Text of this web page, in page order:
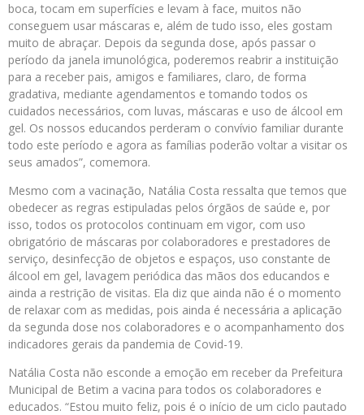
boca, tocam em superfícies e levam à face, muitos não
conseguem usar máscaras e, além de tudo isso, eles gostam
muito de abraçar. Depois da segunda dose, após passar o
período da janela imunológica, poderemos reabrir a instituição
para a receber pais, amigos e familiares, claro, de forma
gradativa, mediante agendamentos e tomando todos os
cuidados necessários, com luvas, máscaras e uso de álcool em
gel. Os nossos educandos perderam o convívio familiar durante
todo este período e agora as famílias poderão voltar a visitar os
seus amados”, comemora.
Mesmo com a vacinação, Natália Costa ressalta que temos que
obedecer as regras estipuladas pelos órgãos de saúde e, por
isso, todos os protocolos continuam em vigor, com uso
obrigatório de máscaras por colaboradores e prestadores de
serviço, desinfecção de objetos e espaços, uso constante de
álcool em gel, lavagem periódica das mãos dos educandos e
ainda a restrição de visitas. Ela diz que ainda não é o momento
de relaxar com as medidas, pois ainda é necessária a aplicação
da segunda dose nos colaboradores e o acompanhamento dos
indicadores gerais da pandemia de Covid-19.
Natália Costa não esconde a emoção em receber da Prefeitura
Municipal de Betim a vacina para todos os colaboradores e
educados. “Estou muito feliz, pois é o início de um ciclo pautado